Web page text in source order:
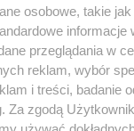
Nie warto więc
osobowe, takie
informacje
przeglądania w
reklam, wybór
i treści, badanie
Za zgodą